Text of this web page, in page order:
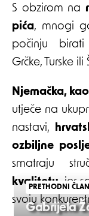
S obzirom na
pića, mnogi
počinju birati
Grčke, Turske
Njemačka,
utječe na
nastavi,
ozbiljne
smatraju
kvalitetu, jer
svoju
PRETHODNI
Gabrijela